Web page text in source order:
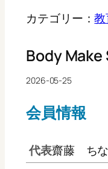
カテゴリー：
Body Make
2026-05-25
会員情報
代表齋藤 ち